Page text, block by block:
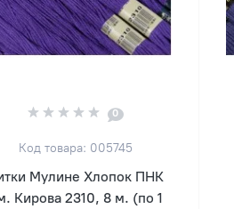
0
Код товара: 005745
Мулине Хлопок ПНК
Кирова 2310, 8 м. (по 1